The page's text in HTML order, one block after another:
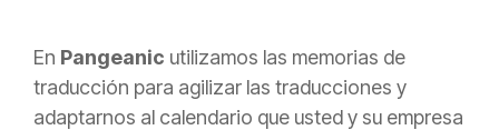
En Pangeanic utilizamos las memorias de
traducción para agilizar las traducciones y
adaptarnos al calendario que usted y su empresa